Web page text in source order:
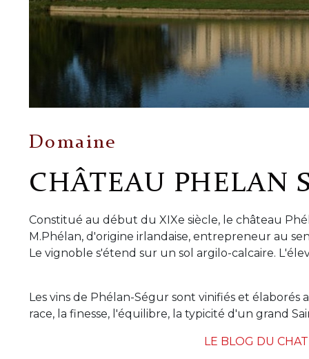
Domaine
CHÂTEAU PHELAN
Constitué au début du XIXe siècle, le château
M.Phélan, d'origine irlandaise, entrepreneur au
Le vignoble s'étend sur un sol argilo-calcaire.
Les vins de Phélan-Ségur sont vinifiés et
race, la finesse, l'équilibre, la typicité d'un grand
LE BLOG DU